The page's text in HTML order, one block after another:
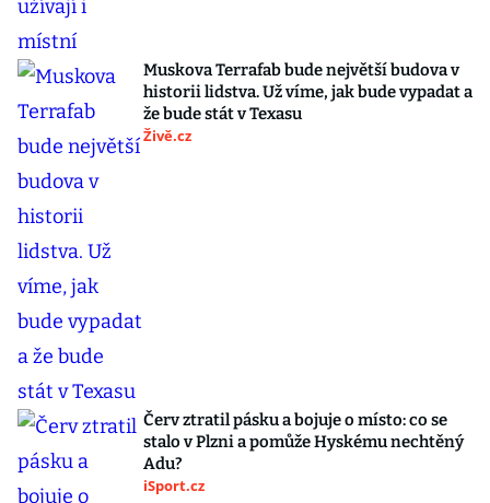
Muskova Terrafab bude největší budova v
historii lidstva. Už víme, jak bude vypadat a
že bude stát v Texasu
Živě.cz
Červ ztratil pásku a bojuje o místo: co se
stalo v Plzni a pomůže Hyskému nechtěný
Adu?
iSport.cz